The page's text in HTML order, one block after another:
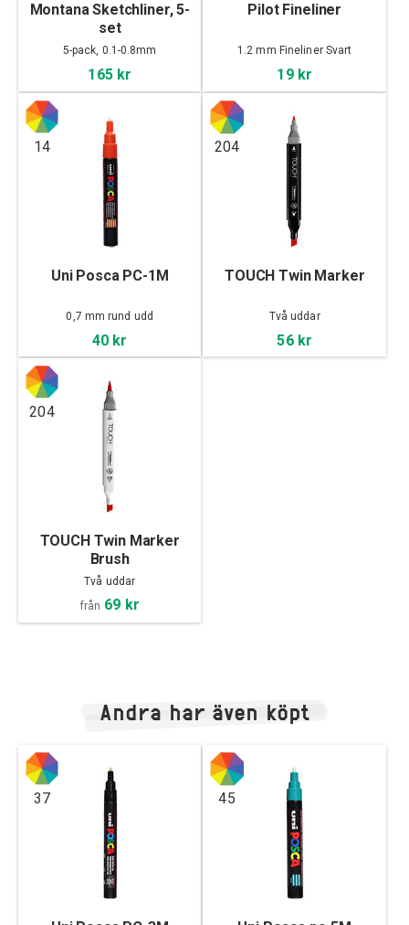
Montana Sketchliner, 5-
set
5-pack, 0.1-0.8mm
165 kr
Pilot Fineliner
1.2 mm Fineliner Svart
19 kr
14
Uni Posca PC-1M
0,7 mm rund udd
40 kr
204
TOUCH Twin Marker
Två uddar
56 kr
204
TOUCH Twin Marker
Brush
Två uddar
från 69 kr
Andra har även köpt
37 45